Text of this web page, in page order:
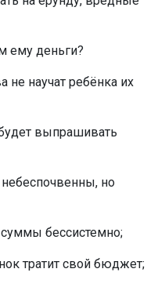
ему деньги?
не научат ребёнка их
выпрашивать
но
бессистемно;
тратит свой бюджет;